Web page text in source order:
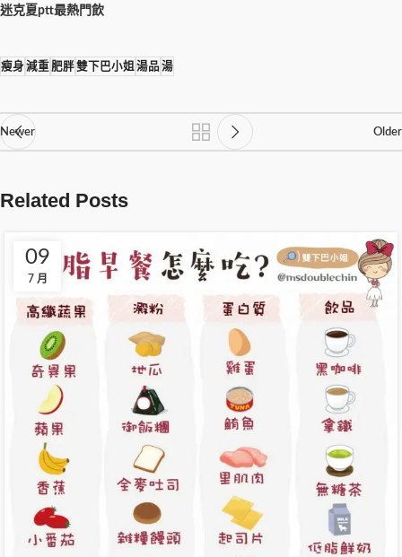
迷克夏ptt最熱門飲
瘦身減重肥胖雙下巴小姐 湯品湯
Newer Older
Related Posts
09
7 月